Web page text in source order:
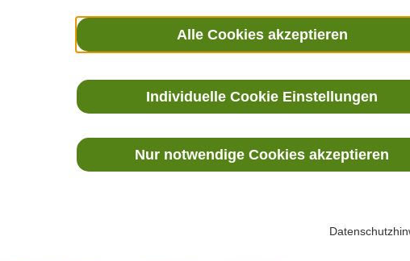
Alle Cookies akzeptieren
Individuelle Cookie Einstellungen
Nur notwendige Cookies akzeptieren
Therapien zur
Schmerzbekämpfung
Krebspatienten